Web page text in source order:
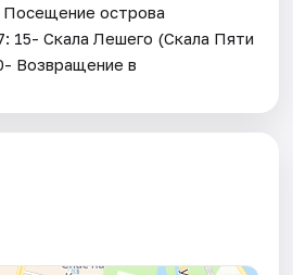
острова
15- Скала Лешего (Скала Пяти
Возвращение в